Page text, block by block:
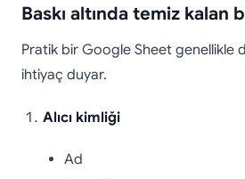
Baskı altında temiz kalan
Pratik bir Google Sheet genellikle
ihtiyaç duyar.
Alıcı kimliği
Ad